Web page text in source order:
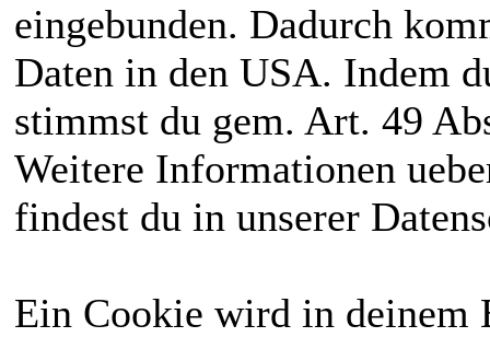
eingebunden. Dadurch
Daten in den USA. Indem
stimmst du gem. Art. 49
Weitere Informationen
findest du in unserer
Ein Cookie wird in deinem